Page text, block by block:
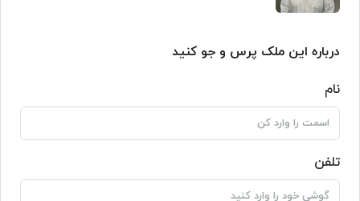
درباره این ملک پرس و جو کنید
نام
تلفن